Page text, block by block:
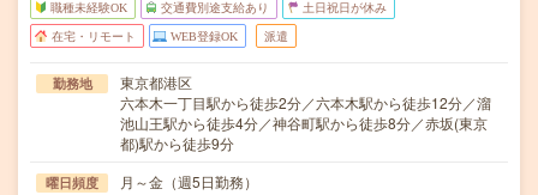
職種未経験OK 交通費別途支給あり 土日祝日が休み
在宅・リモート WEB登録OK 派遣
勤務地
東京都港区
六本木一丁目駅から徒歩2分／六本木駅から徒歩12分／溜
池山王駅から徒歩4分／神谷町駅から徒歩8分／赤坂(東京
都)駅から徒歩9分
曜日頻度 月～金（週5日勤務）